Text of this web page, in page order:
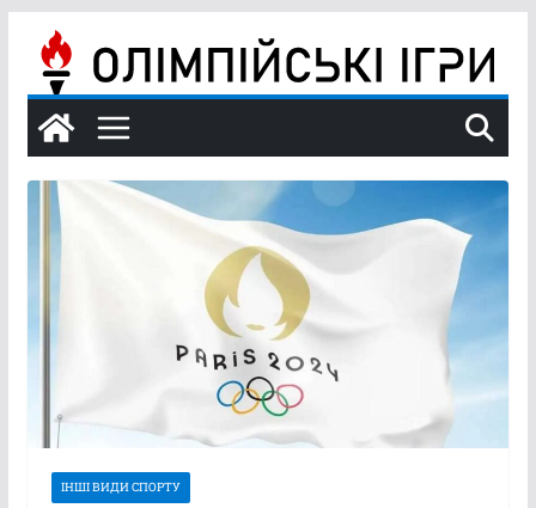
вмісту
ІНШІ ВИДИ СПОРТУ